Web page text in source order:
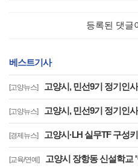
등록된 댓글
베스트기사
[고양뉴스] 고양시, 민선9기 정기인사
[고양뉴스] 고양시, 민선9기 정기인사 '2026
[경제뉴스] 고양시·LH 실무TF 구성키로 '창
[교육/연예] 고양시 장항동 신설학교 '방송영